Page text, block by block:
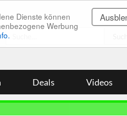
Dienste können
Werbung
Deals Videos